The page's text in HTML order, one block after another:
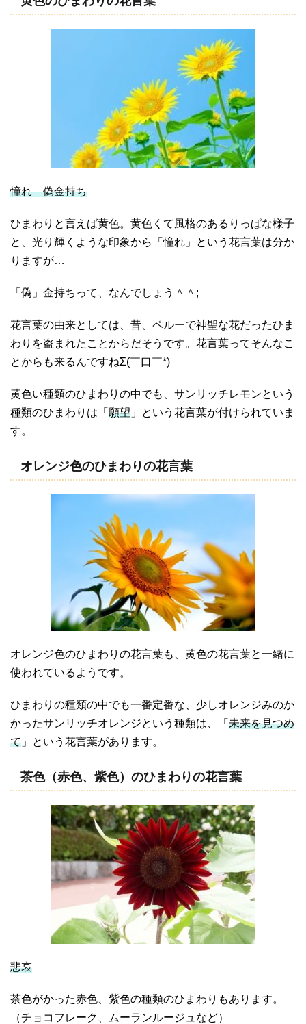
憧れ 偽金持ち
ひまわりと言えば黄色。黄色くて風格のあるりっぱな様子
と、光り輝くような印象から「憧れ」という花言葉は分か
りますが…
「偽」金持ちって、なんでしょう＾＾;
花言葉の由来としては、昔、ペルーで神聖な花だったひま
わりを盗まれたことからだそうです。花言葉ってそんなこ
とからも来るんですねΣ(￣口￣*)
黄色い種類のひまわりの中でも、サンリッチレモンという
種類のひまわりは「 願望 」という花言葉が付けられていま
す。
オレンジ色のひまわりの花言葉
オレンジ色のひまわりの花言葉も、黄色の花言葉と一緒に
使われているようです。
ひまわりの種類の中でも一番定番な、少しオレンジみのか
かったサンリッチオレンジという種類は、「 未来を見つめ
て 」という花言葉があります。
茶色（赤色、紫色）のひまわりの花言葉
悲哀
茶色がかった赤色、紫色の種類のひまわりもあります。
（チョコフレーク、ムーランルージュなど）